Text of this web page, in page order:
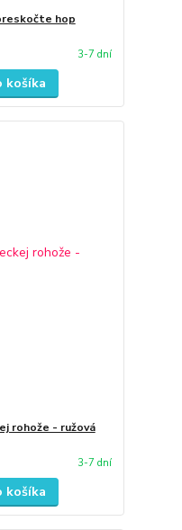
hop
3-7 dní
košíka
rohože - ružová
3-7 dní
košíka